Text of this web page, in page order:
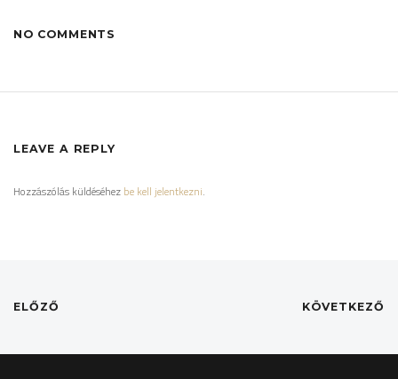
NO COMMENTS
LEAVE A REPLY
Hozzászólás küldéséhez be kell jelentkezni.
ELŐZŐ KÖVETKEZŐ